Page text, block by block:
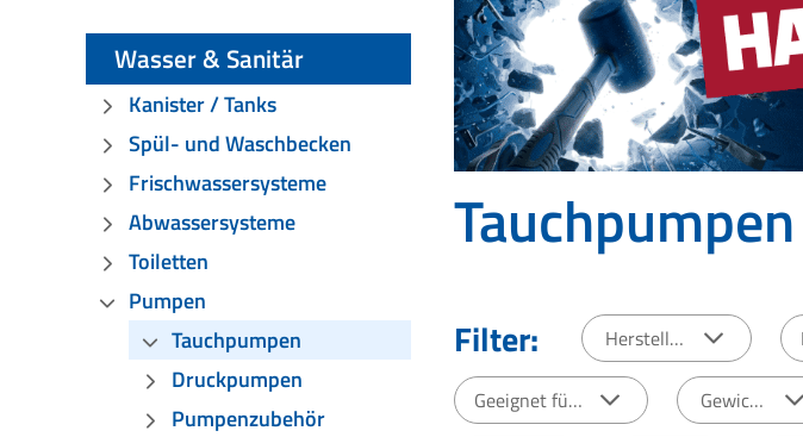
Wasser & Sanitär
Kanister / Tanks
Spül- und Waschbecken
Frischwassersysteme
Abwassersysteme
Toiletten
Pumpen
Tauchpumpen
Druckpumpen
Pumpenzubehör
Filter: Hersteller
Geeignet für: Gewicht